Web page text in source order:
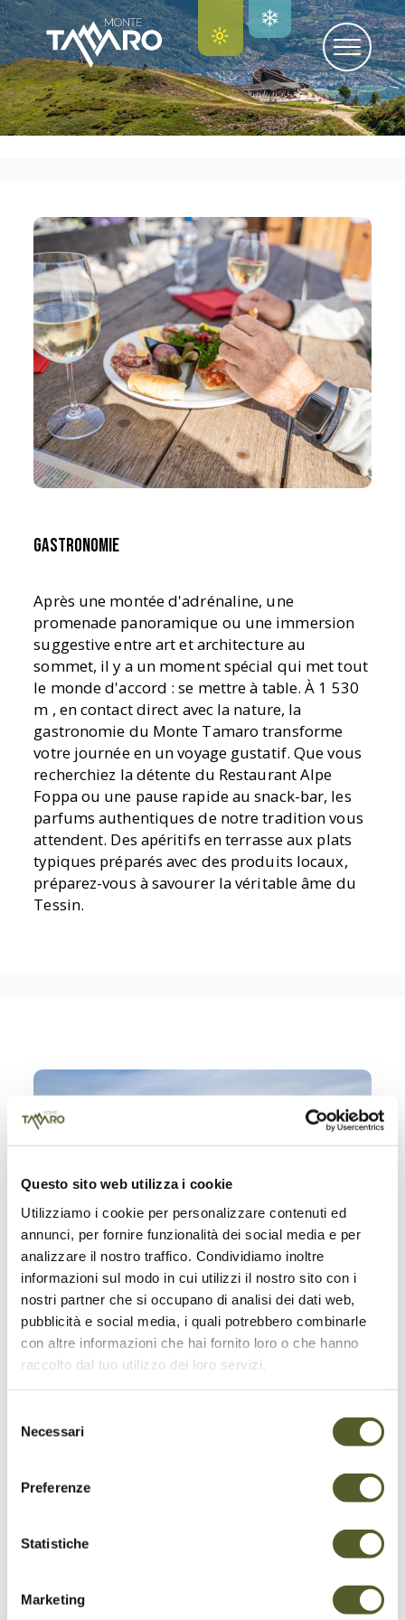
Questo sito web utilizza i cookie
Utilizziamo i cookie per personalizzare contenuti ed
annunci, per fornire funzionalità dei social media e per
analizzare il nostro traffico. Condividiamo inoltre
informazioni sul modo in cui utilizzi il nostro sito con i
nostri partner che si occupano di analisi dei dati web,
pubblicità e social media, i quali potrebbero combinarle
con altre informazioni che hai fornito loro o che hanno
raccolto dal tuo utilizzo dei loro servizi.
delNecessari
Preferenze
Statistiche
Marketing
Gastronomie
Après une montée d'adrénaline, une
promenade panoramique ou une immersion
suggestive entre art et architecture au
sommet, il y a un moment spécial qui met tout
le monde d'accord : se mettre à table. À 1 530
m , en contact direct avec la nature, la
gastronomie du Monte Tamaro transforme
votre journée en un voyage gustatif. Que vous
recherchiez la détente du Restaurant Alpe
Foppa ou une pause rapide au snack-bar, les
parfums authentiques de notre tradition vous
attendent. Des apéritifs en terrasse aux plats
typiques préparés avec des produits locaux,
préparez-vous à savourer la véritable âme du
Tessin.
Restaurant Alpe Foppa
Sur la grande terrasse ensoleillée du
Restaurant Alpe Foppa, un voyage à travers